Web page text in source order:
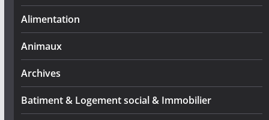
Alimentation
Animaux
Archives
Batiment & Logement social & Immobilier